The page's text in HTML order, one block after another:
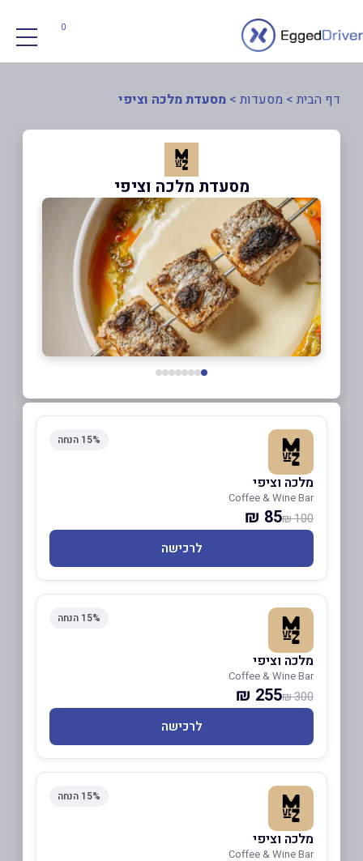
0
דף הבית > מסעדות > מסעדת מלכה וציפי
מסעדת מלכה וציפי
15% הנחה
מלכה וציפי
Coffee & Wine Bar
100 ₪
85 ₪
לרכישה
15% הנחה
מלכה וציפי
Coffee & Wine Bar
300 ₪
255 ₪
לרכישה
15% הנחה
מלכה וציפי
Coffee & Wine Bar